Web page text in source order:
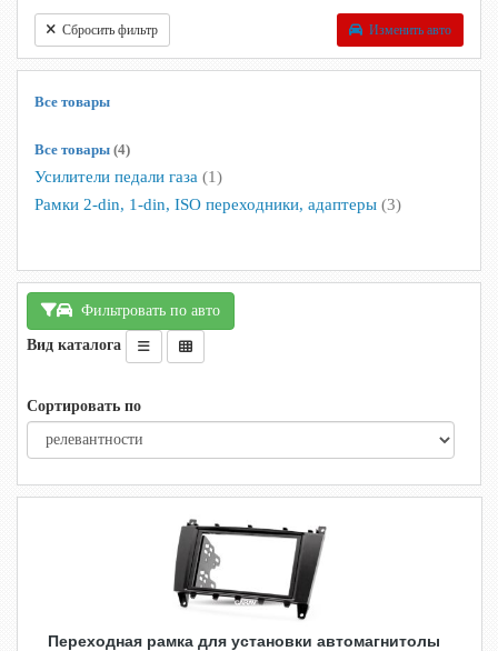
Сбросить фильтр Изменить авто
Все товары
Все товары (4)
Усилители педали газа (1)
Рамки 2-din, 1-din, ISO переходники, адаптеры (3)
Фильтровать по авто
Вид каталога
Сортировать по
Переходная рамка для установки автомагнитолы